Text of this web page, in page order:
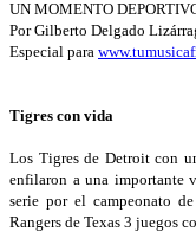
UN MOMENTO
Por Gilberto Delgado
Especial para
Tigres con vida
Los Tigres de Detroit con
enfilaron a una importante
serie por el campeonato
Rangers de Texas 3 juegos